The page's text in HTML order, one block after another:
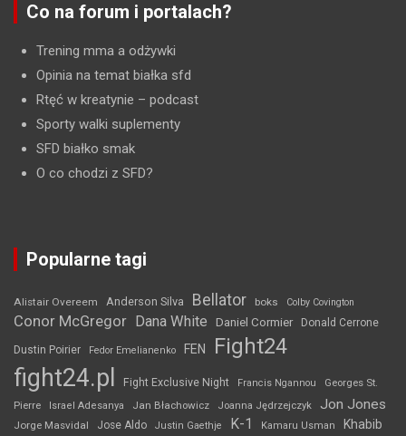
Co na forum i portalach?
Trening mma a odżywki
Opinia na temat białka sfd
Rtęć w kreatynie – podcast
Sporty walki suplementy
SFD białko smak
O co chodzi z SFD?
Popularne tagi
Alistair Overeem Anderson Silva Bellator boks Colby Covington
Conor McGregor Dana White Daniel Cormier Donald Cerrone
Dustin Poirier Fedor Emelianenko FEN Fight24
fight24.pl Fight Exclusive Night Francis Ngannou
Georges St.
Pierre
Israel Adesanya Jan Błachowicz Joanna Jędrzejczyk Jon Jones
Jorge Masvidal Jose Aldo Justin Gaethje K-1 Kamaru Usman Khabib